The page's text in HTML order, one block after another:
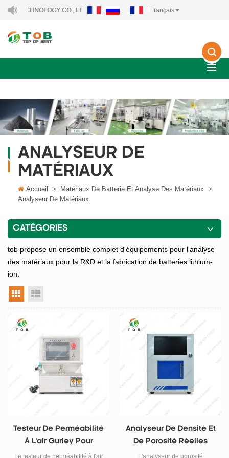
CO., LTD.. Français
ANALYSEUR DE
MATÉRIAUX
Accueil > Matériaux De Batterie Et Analyse Des Matériaux >
Analyseur De Matériaux
CATÉGORIES
tob propose un ensemble complet d'équipements pour l'analyse
des matériaux pour la R&D et la fabrication de batteries lithium-
ion.
vue grille
Testeur De Perméabilité
À L'air Gurley Pour
Séparateur De Batteries
Analyseur De Densité Et
De Porosité Réelles